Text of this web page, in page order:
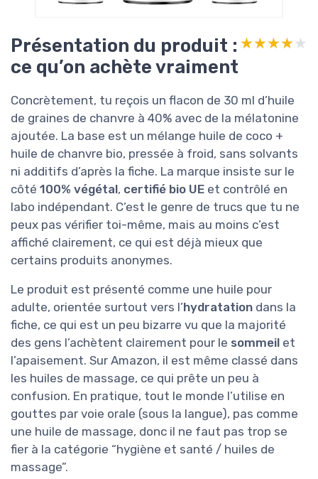
Présentation du produit :
ce qu’on achète vraiment
★★★★★
★★★★★
Concrètement, tu reçois un flacon de 30 ml d’huile
de graines de chanvre à 40% avec de la mélatonine
ajoutée. La base est un mélange huile de coco +
huile de chanvre bio, pressée à froid, sans solvants
ni additifs d’après la fiche. La marque insiste sur le
côté 100% végétal, certifié bio UE et contrôlé en
labo indépendant. C’est le genre de trucs que tu ne
peux pas vérifier toi-même, mais au moins c’est
affiché clairement, ce qui est déjà mieux que
certains produits anonymes.
Le produit est présenté comme une huile pour
adulte, orientée surtout vers l’hydratation dans la
fiche, ce qui est un peu bizarre vu que la majorité
des gens l’achètent clairement pour le sommeil et
l’apaisement. Sur Amazon, il est même classé dans
les huiles de massage, ce qui prête un peu à
confusion. En pratique, tout le monde l’utilise en
gouttes par voie orale (sous la langue), pas comme
une huile de massage, donc il ne faut pas trop se
fier à la catégorie “hygiène et santé / huiles de
massage”.